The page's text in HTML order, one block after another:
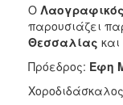
Ο
παρουσιάζει
Θεσσαλίας και
Πρόεδρος: Εφη